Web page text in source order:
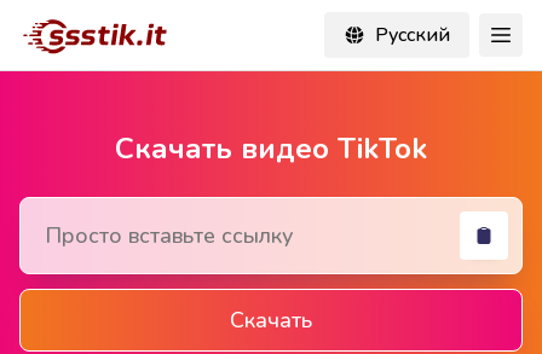
Русский
Скачать видео TikTok
Скачать